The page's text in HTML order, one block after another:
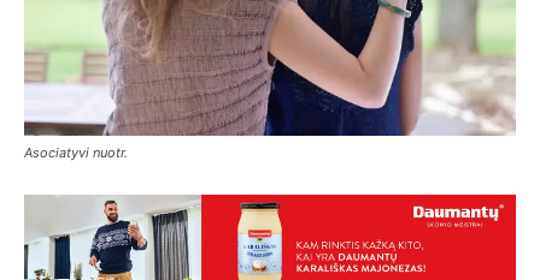
Asociatyvi nuotr.